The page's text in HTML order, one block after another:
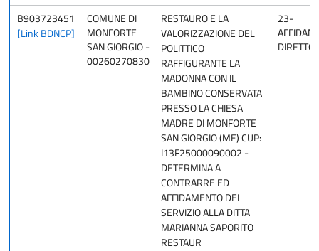
B903723451
[Link BDNCP]
COMUNE DI
MONFORTE
SAN GIORGIO -
00260270830
RESTAURO E LA
VALORIZZAZIONE DEL
POLITTICO
RAFFIGURANTE LA
MADONNA CON IL
BAMBINO CONSERVATA
PRESSO LA CHIESA
MADRE DI MONFORTE
SAN GIORGIO (ME) CUP:
I13F25000090002 -
DETERMINA A
CONTRARRE ED
AFFIDAMENTO DEL
SERVIZIO ALLA DITTA
MARIANNA SAPORITO
RESTAUR
23-
DIRETTO